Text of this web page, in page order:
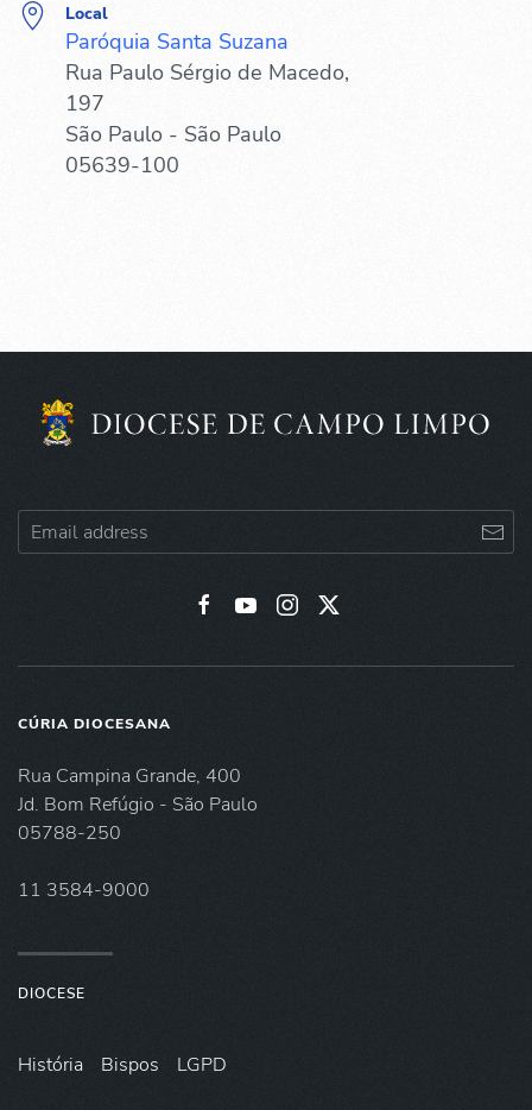
Local
Paróquia Santa Suzana
Rua Paulo Sérgio de Macedo,
197
São Paulo - São Paulo
05639-100
CÚRIA DIOCESANA
Rua Campina Grande, 400
Jd. Bom Refúgio - São Paulo
05788-250
11 3584-9000
DIOCESE
História Bispos LGPD